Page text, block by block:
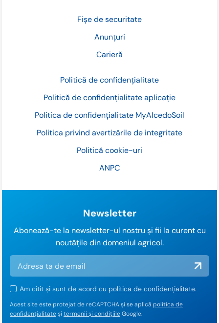
Fișe de securitate
Anunțuri
Carieră
Politică de confidențialitate
Politică de confidențialitate aplicație
Politica de confidențialitate MyAlcedoSoil
Politica privind avertizările de integritate
Politică cookie-uri
ANPC
Newsletter
Abonează-te la newsletter-ul nostru și fii la curent cu
noutățile din domeniul agricol.
Am citit și sunt de acord cu politica de confidențialitate.
Acest site este protejat de reCAPTCHA și se aplică politica de
confidențialitateși termenii și condițiileGoogle.